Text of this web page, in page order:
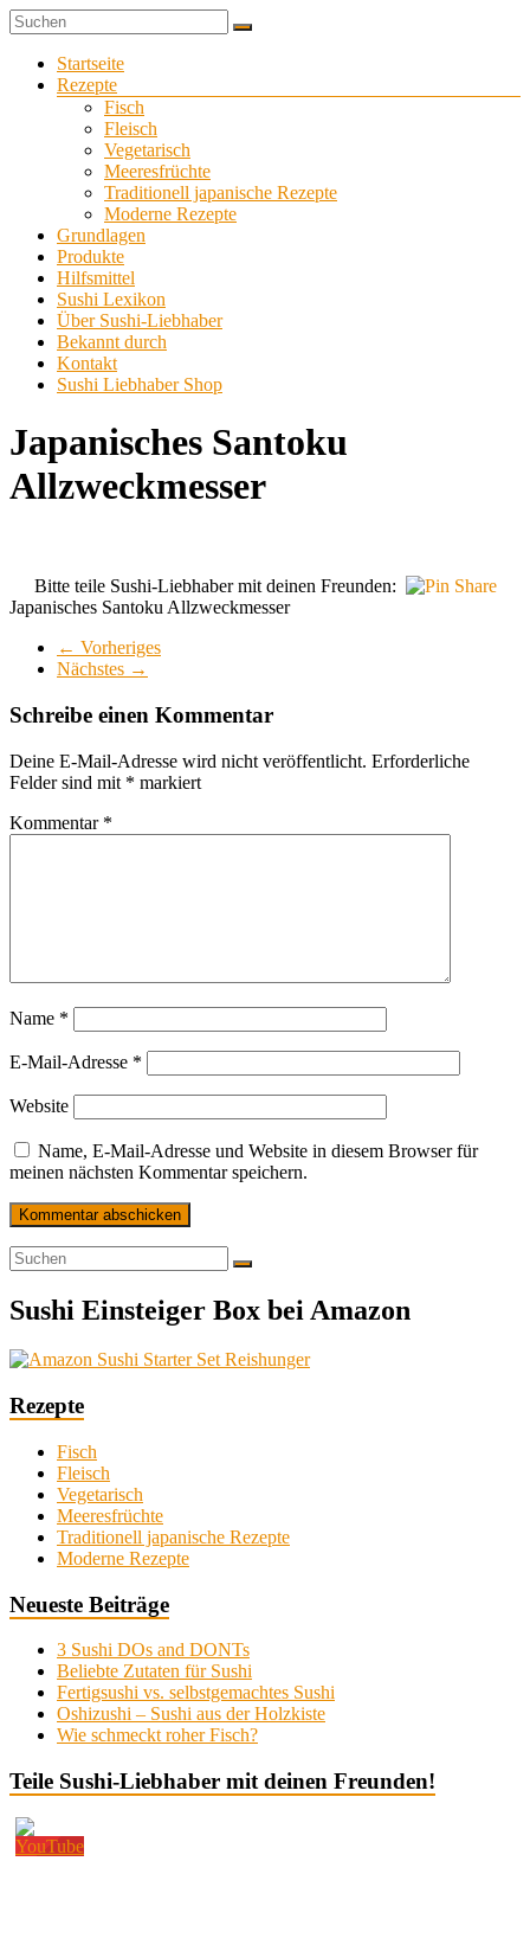
Zum
Inhalt
springen
Sushi-
Liebhaber
Sushi
selber
Menü
Startseite
Rezepte
Fisch
Fleisch
Vegetarisch
Meeresfrüchte
Traditionell japanische Rezepte
Moderne Rezepte
Grundlagen
Produkte
Hilfsmittel
Sushi Lexikon
Über Sushi-Liebhaber
Bekannt durch
Kontakt
Sushi Liebhaber Shop
Japanisches Santoku
Allzweckmesser
Bitte teile Sushi-Liebhaber mit deinen Freunden:
Japanisches Santoku Allzweckmesser
← Vorheriges
Nächstes →
Schreibe einen Kommentar
Deine E-Mail-Adresse wird nicht veröffentlicht. Erforderliche
Felder sind mit * markiert
Kommentar *
Name *
E-Mail-Adresse *
Website
Name, E-Mail-Adresse und Website in diesem Browser für
meinen nächsten Kommentar speichern.
Sushi Einsteiger Box bei Amazon
Rezepte
Fisch
Fleisch
Vegetarisch
Meeresfrüchte
Traditionell japanische Rezepte
Moderne Rezepte
Neueste Beiträge
3 Sushi DOs and DONTs
Beliebte Zutaten für Sushi
Fertigsushi vs. selbstgemachtes Sushi
Oshizushi – Sushi aus der Holzkiste
Wie schmeckt roher Fisch?
Teile Sushi-Liebhaber mit deinen Freunden!